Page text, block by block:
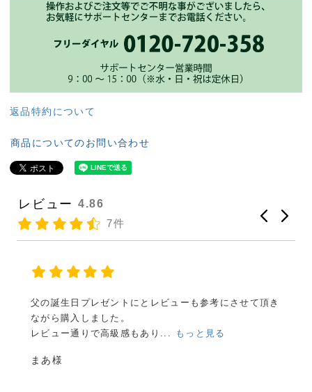
返品特約について
商品についてのお問い合わせ
レビュー
4.86
7件
父の日のプレゼントに購入させて頂きました。
スピーディな配達にビックリしましたが、普段に魚を買
って...もっと見る
Sana様